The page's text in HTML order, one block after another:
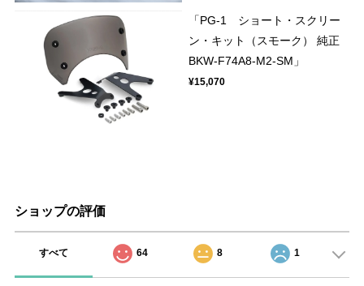
「PG-1 ショート・スクリー
ン・キット（スモーク） 純正
BKW-F74A8-M2-SM」
¥15,070
ショップの評価
すべて 64 8 1